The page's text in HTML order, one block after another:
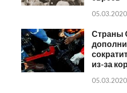
05.03.2020
Страны
из-за
05.03.2020